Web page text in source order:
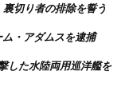
切り者の排除を誓う
・アダムスを逮捕
した水陸両用巡洋艦を